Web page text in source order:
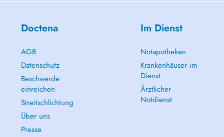
Doctena
AGB
Datenschutz
Beschwerde
einreichen
Streitschlichtung
Über uns
Presse
Im Dienst
Notapotheken
Krankenhäuser im
Dienst
Ärztlicher
Notdienst